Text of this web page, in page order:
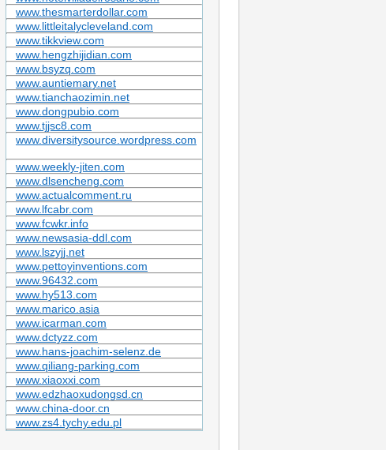
www.thesmarterdollar.com
www.littleitalycleveland.com
www.tikkview.com
www.hengzhijidian.com
www.bsyzq.com
www.auntiemary.net
www.tianchaozimin.net
www.dongpubio.com
www.tjjsc8.com
www.diversitysource.wordpress.com
www.weekly-jiten.com
www.dlsencheng.com
www.actualcomment.ru
www.lfcabr.com
www.fcwkr.info
www.newsasia-ddl.com
www.lszyjj.net
www.pettoyinventions.com
www.96432.com
www.hy513.com
www.marico.asia
www.icarman.com
www.dctyzz.com
www.hans-joachim-selenz.de
www.qiliang-parking.com
www.xiaoxxi.com
www.edzhaoxudongsd.cn
www.china-door.cn
www.zs4.tychy.edu.pl